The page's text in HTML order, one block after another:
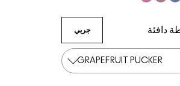
دافئة جربي
GRAPEFRUIT PUCKER